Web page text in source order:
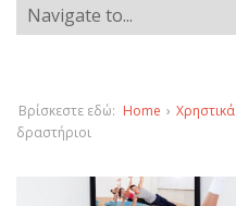
Βρίσκεστε εδώ: Home › Χρηστικά
δραστήριοι